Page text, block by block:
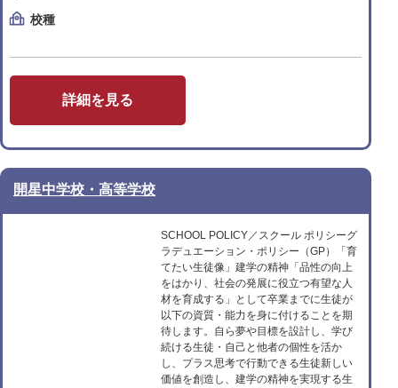
校種
詳細を見る
開星中学校・高等学校
SCHOOL POLICY／スクール ポリシーグ
ラデュエーション・ポリシー（GP）「育
てたい生徒像」建学の精神「品性の向上
をはかり、社会の発展に役立つ有望な人
材を育成する」として卒業までに生徒が
以下の資質・能力を身に付けることを期
待します。自ら夢や目標を設計し、学び
続ける生徒・自己と他者の個性を活か
し、プラス思考で行動できる生徒新しい
価値を創造し、建学の精神を実現する生